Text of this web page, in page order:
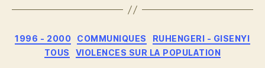
Catégories
1996 - 2000 COMMUNIQUES
RUHENGERI - GISENYI
TOUS
VIOLENCES SUR LA POPULATION